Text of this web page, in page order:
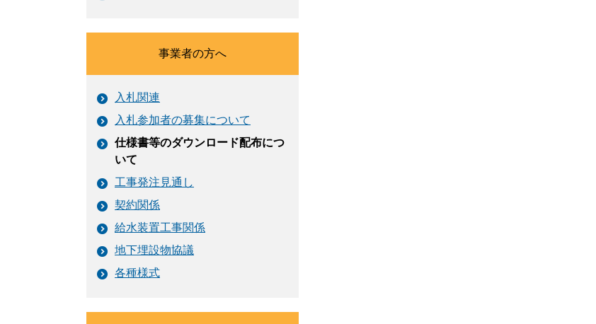
事業者の方へ
入札関連
入札参加者の募集について
仕様書等のダウンロード配布につ
いて
工事発注見通し
契約関係
給水装置工事関係
地下埋設物協議
各種様式